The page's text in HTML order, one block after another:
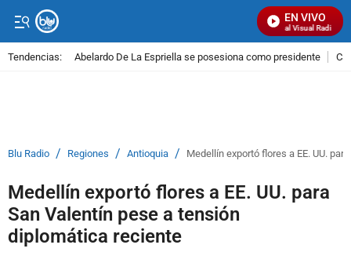
EN VIVO
Señal Visual Radio
Tendencias: Abelardo De La Espriella se posesiona como presidente
Blu Radio / Regiones / Antioquia / Medellín exportó flores a EE. UU.
Medellín exportó flores a EE. UU. para
San Valentín pese a tensión
diplomática reciente